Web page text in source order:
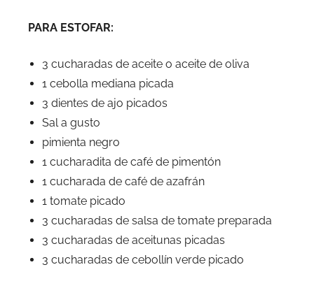
PARA ESTOFAR:
3 cucharadas de aceite o aceite de oliva
1 cebolla mediana picada
3 dientes de ajo picados
Sal a gusto
pimienta negro
1 cucharadita de café de pimentón
1 cucharada de café de azafrán
1 tomate picado
3 cucharadas de salsa de tomate preparada
3 cucharadas de aceitunas picadas
3 cucharadas de cebollín verde picado